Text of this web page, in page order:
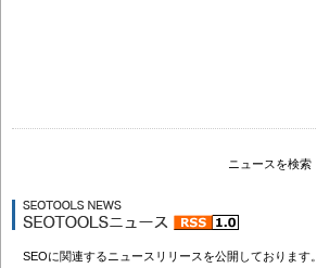
ニュースを検索
SEOに関連するニュースリリースを公開しております。